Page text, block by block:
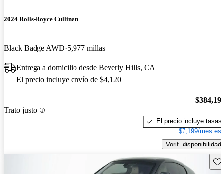
2024 Rolls-Royce Cullinan
Black Badge AWD 5,977 millas
Entrega a domicilio desde Beverly Hills, CA
El precio incluye envío de $4,120
Trato justo
El precio incluye tasas
$7,199/mes
Verif. disponibilidad